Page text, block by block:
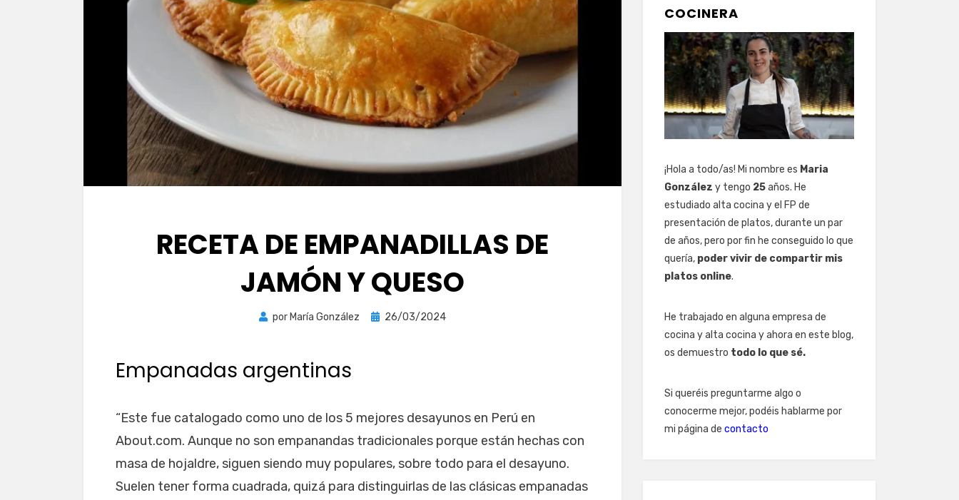
RECETA DE EMPANADILLAS DE
JAMÓN Y QUESO
por María González
Publicada
26/03/2024
Empanadas argentinas
“Este fue catalogado como uno de los 5 mejores desayunos en Perú en
About.com. Aunque no son empanandas tradicionales porque están hechas con
masa de hojaldre, siguen siendo muy populares, sobre todo para el desayuno.
Suelen tener forma cuadrada, quizá para distinguirlas de las clásicas empanadas
COCINERA
¡Hola a todo/as! Mi nombre es Maria
González y tengo 25años. He
estudiado alta cocina y el FP de
presentación de platos, durante un par
de años, pero por fin he conseguido lo que
quería, poder vivir de compartir mis
platos online.
He trabajado en alguna empresa de
cocina y alta cocina y ahora en este blog,
os demuestro todo lo que sé.
Si queréis preguntarme algo o
conocerme mejor, podéis hablarme por
mi página de contacto